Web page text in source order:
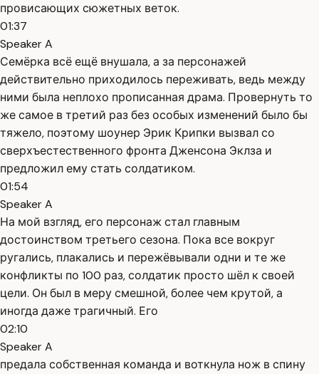
провисающих сюжетных веток.
01:37
Speaker A
Семёрка всё ещё внушала, а за персонажей
действительно приходилось переживать, ведь между
ними была неплохо прописанная драма. Провернуть то
же самое в третий раз без особых изменений было бы
тяжело, поэтому шоунер Эрик Крипки вызвал со
сверхъестественного фронта Дженсона Эклза и
предложил ему стать солдатиком.
01:54
Speaker A
На мой взгляд, его персонаж стал главным
достоинством третьего сезона. Пока все вокруг
ругались, плакались и пережёвывали одни и те же
конфликты по 100 раз, солдатик просто шёл к своей
цели. Он был в меру смешной, более чем крутой, а
иногда даже трагичный. Его
02:10
Speaker A
предала собственная команда и воткнула нож в спину